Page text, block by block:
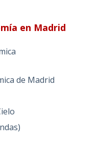
en Madrid
de Madrid